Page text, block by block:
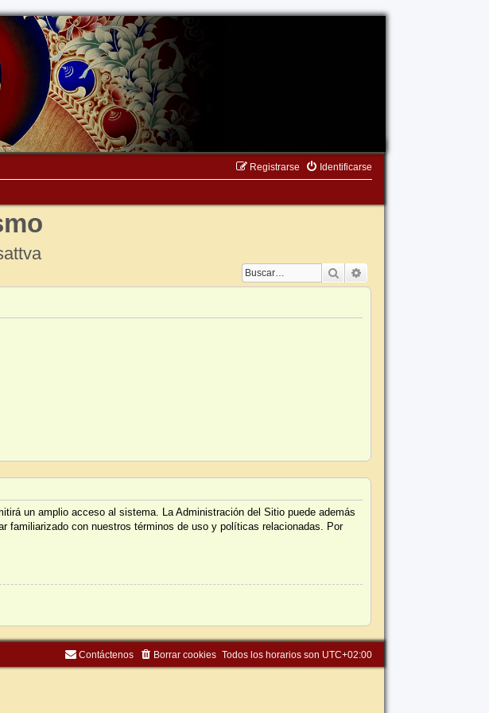
Identificarse
Registrarse
Buscar
un amplio acceso al sistema. La Administración del Sitio puede además
familiarizado con nuestros términos de uso y políticas relacionadas. Por
Todos los horarios son UTC+02:00
Borrar cookies
Contáctenos